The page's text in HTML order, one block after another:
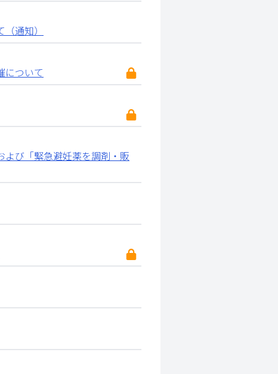
通知）
について
よび「緊急避妊薬を調剤・販